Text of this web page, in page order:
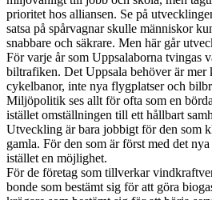
prioritet hos alliansen. Se på
satsa på spårvagnar skulle människor
snabbare och säkrare. Men här går
För varje år som Uppsalaborna tvingas
biltrafiken. Det Uppsala behöver är
cykelbanor, inte nya flygplatser och
Miljöpolitik ses allt för ofta som en
istället omställningen till ett hållbart
Utveckling är bara jobbigt för den som
gamla. För den som är först med det
istället en möjlighet.
För de företag som tillverkar
bonde som bestämt sig för att göra